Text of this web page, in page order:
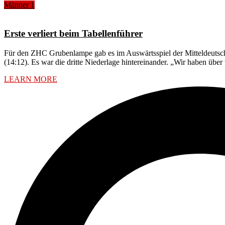
Männer 1
Erste verliert beim Tabellenführer
Für den ZHC Grubenlampe gab es im Auswärtsspiel der
(14:12). Es war die dritte Niederlage hintereinander. „Wir haben
LEARN MORE